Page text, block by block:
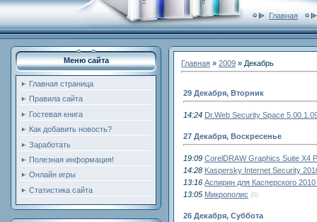
Главная
Меню сайта
Главная страница
Правила сайта
Гостевая книга
Как добавить новость?
Заработать
Полезная информация!
Онлайн игры
Статистика сайта
Главная » 2009 » Декабрь
29 Декабря, Вторник
14:24 Dr.Web Security Space
27 Декабря, Воскресенье
19:09 CorelDRAW Graphics Suite X4
14:28 Kaspersky Internet Security
13:16 Аспирин для Касперского
13:05 Микрополис (0)
26 Декабря, Суббота